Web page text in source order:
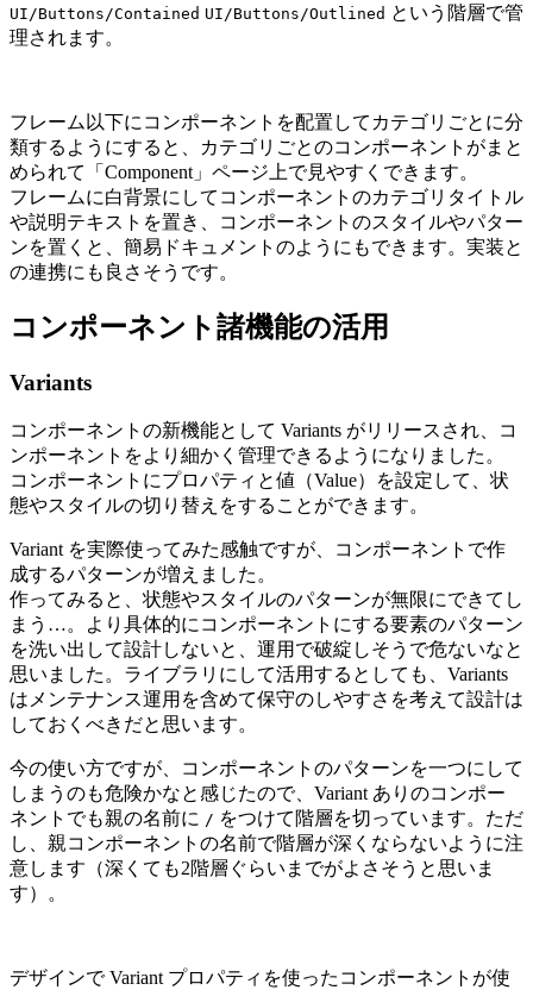
UI/Buttons/Contained UI/Buttons/Outlined という階層で管
理されます。
フレーム以下にコンポーネントを配置してカテゴリごとに分
類するようにすると、カテゴリごとのコンポーネントがまと
められて「Component」ページ上で見やすくできます。
フレームに白背景にしてコンポーネントのカテゴリタイトル
や説明テキストを置き、コンポーネントのスタイルやパター
ンを置くと、簡易ドキュメントのようにもできます。実装と
の連携にも良さそうです。
コンポーネント諸機能の活用
Variants
コンポーネントの新機能として Variants がリリースされ、コ
ンポーネントをより細かく管理できるようになりました。
コンポーネントにプロパティと値（Value）を設定して、状
態やスタイルの切り替えをすることができます。
Variant を実際使ってみた感触ですが、コンポーネントで作
成するパターンが増えました。
作ってみると、状態やスタイルのパターンが無限にできてし
まう…。より具体的にコンポーネントにする要素のパターン
を洗い出して設計しないと、運用で破綻しそうで危ないなと
思いました。ライブラリにして活用するとしても、Variants
はメンテナンス運用を含めて保守のしやすさを考えて設計は
しておくべきだと思います。
今の使い方ですが、コンポーネントのパターンを一つにして
しまうのも危険かなと感じたので、Variant ありのコンポー
ネントでも親の名前に / をつけて階層を切っています。ただ
し、親コンポーネントの名前で階層が深くならないように注
意します（深くても2階層ぐらいまでがよさそうと思いま
す）。
デザインで Variant プロパティを使ったコンポーネントが使